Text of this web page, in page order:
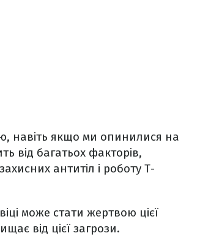
навіть якщо ми опинилися на
від багатьох факторів,
антитіл і роботу Т-
може стати жертвою цієї
від цієї загрози.